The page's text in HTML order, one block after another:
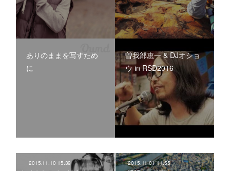
ありのままを写すため
に
曽我部恵一 & DJオショ
ウ in RSD2016
2015.11.10 15:39 2015.11.01 11:55